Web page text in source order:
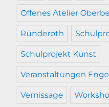
Offenes Atelier
Ründeroth
Schulprojekt Kunst
Veranstaltungen
Vernissage